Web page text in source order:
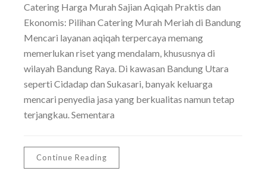
Catering Harga Murah Sajian Aqiqah Praktis dan
Ekonomis: Pilihan Catering Murah Meriah di Bandung
Mencari layanan aqiqah terpercaya memang
memerlukan riset yang mendalam, khususnya di
wilayah Bandung Raya. Di kawasan Bandung Utara
seperti Cidadap dan Sukasari, banyak keluarga
mencari penyedia jasa yang berkualitas namun tetap
terjangkau. Sementara
Continue Reading